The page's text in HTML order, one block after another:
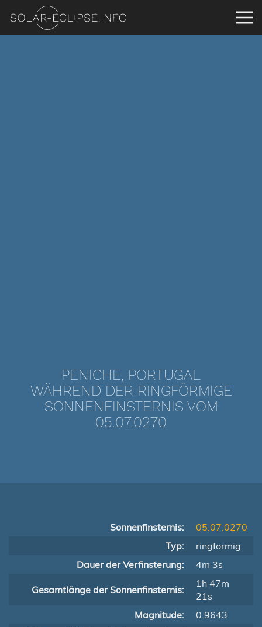
PENICHE, PORTUGAL
WÄHREND DER RINGFÖRMIGE
SONNENFINSTERNIS VOM
05.07.0270
Sonnenfinsternis:
05.07.0270
Typ:
ringförmig
Dauer der Verfinsterung:
4m 3s
Gesamtlänge der Sonnenfinsternis:
1h 47m
21s
Magnitude:
0.9643